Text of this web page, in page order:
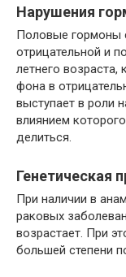
Нарушения
Половые гормоны
отрицательной и
летнего возраста,
фона в
выступает в роли
влиянием
делиться.
Генетическая
При наличии в
раковых
возрастает. При
большей степени